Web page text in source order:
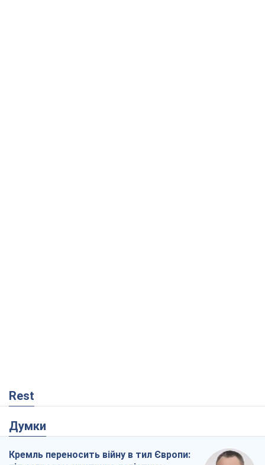
Rest
Думки
Кремль переносить війну в тил Європи: